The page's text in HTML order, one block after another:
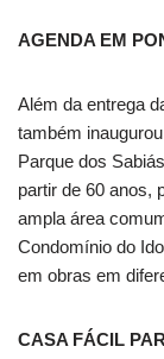
AGENDA EM
Além da entrega
também
Parque dos
partir de 60 anos,
ampla área
Condomínio do
em obras em
CASA FÁCIL